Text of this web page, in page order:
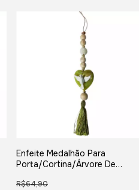
Enfeite Medalhão Para
Porta/Cortina/Árvore De
R$64,90